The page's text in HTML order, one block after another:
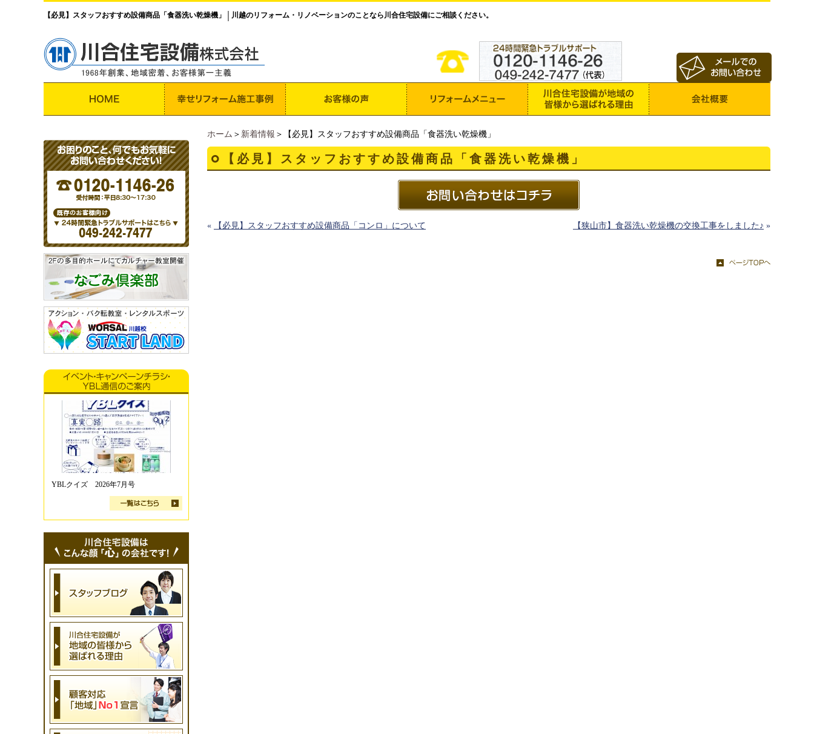
【必見】スタッフおすすめ設備商品「食器洗い乾燥機」 川越のリフォーム・リノベーションのことなら川合住宅設備にご相談ください。
ホーム ＞ 新着情報 ＞【必見】スタッフおすすめ設備商品「食器洗い乾燥機」
【必見】スタッフおすすめ設備商品「食器洗い乾燥機」
« 【必見】スタッフおすすめ設備商品「コンロ」について 【狭山市】食器洗い乾燥機の交換工事をしました♪ »
YBLクイズ 2026年7月号